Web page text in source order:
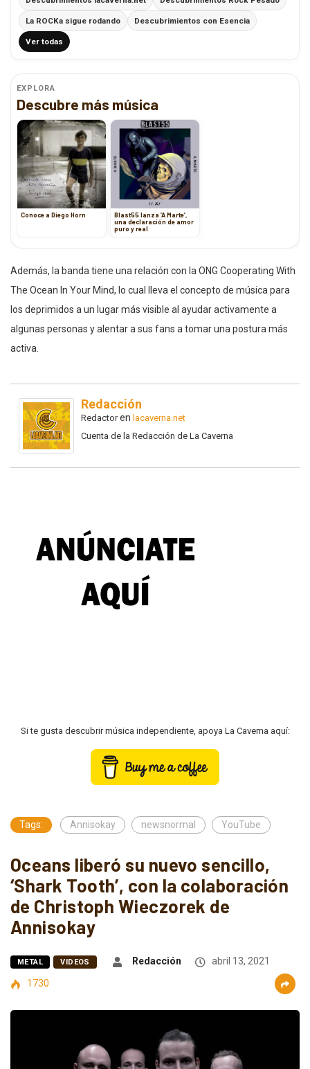
La ROCKa sigue rodando Descubrimientos con Esencia
Ver todas
EXPLORA
Descubre más música
Conoce a Diego Horn
Blast55 lanza ‘A Marte’,
una declaración de amor
puro y real
Además, la banda tiene una relación con la ONG Cooperating With
The Ocean In Your Mind, lo cual lleva el concepto de música para
los deprimidos a un lugar más visible al ayudar activamente a
algunas personas y alentar a sus fans a tomar una postura más
activa.
Redacción
Redactoren lacaverna.net
Cuenta de la Redacción de La Caverna
Si te gusta descubrir música independiente, apoya La Caverna aquí:
Tags: Annisokay newsnormal YouTube
Oceans liberó su nuevo sencillo,
‘Shark Tooth’, con la colaboración
de Christoph Wieczorek de
Annisokay
METAL VIDEOS Redacción
abril 13, 2021
1730